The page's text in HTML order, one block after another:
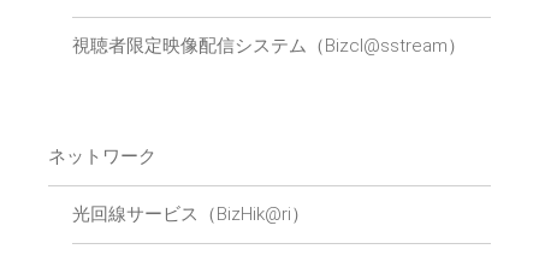
視聴者限定映像配信システム（Bizcl@sstream）
ネットワーク
光回線サービス（BizHik@ri）